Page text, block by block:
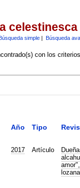
celestinesca
simple| Búsqueda
con los
Año Tipo
2017 Artículo